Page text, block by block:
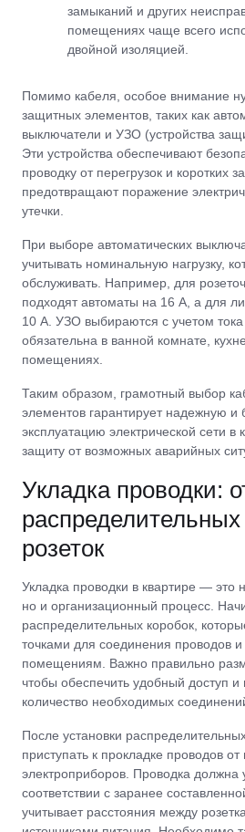
замыканий и других
помещениях чаще всего
двойной изоляцией.
Помимо кабеля, особое внимание
защитных элементов, таких как
выключатели и УЗО (устройства
Эти устройства обеспечивают
проводку от перегрузок и коротких
предотвращают поражение
утечки.
При выборе автоматических
учитывать номинальную нагрузку,
обслуживать. Например, для
подходят автоматы на 16 А, а для
10 А. УЗО выбираются с учетом тока
обязательна в ванной комнате,
помещениях.
Таким образом, грамотный выбор
элементов гарантирует надежную и
эксплуатацию электрической сети в
защиту от возможных аварийных
Укладка проводки:
розеток
Укладка проводки в квартире — это
но и организационный процесс.
распределительных коробок,
точками для соединения проводов
помещениям. Важно правильно
чтобы обеспечить удобный доступ
количество необходимых
После установки
приступать к прокладке проводов
электроприборов. Проводка должна
соответствии с заранее
учитывает расстояния между